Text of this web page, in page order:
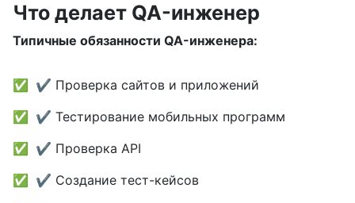
Что делает QA-инженер
Типичные обязанности QA-инженера:
✔ Проверка сайтов и приложений
✔ Тестирование мобильных программ
✔ Проверка API
✔ Создание тест-кейсов